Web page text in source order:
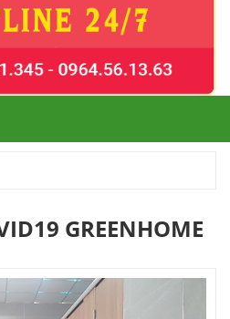
GREENHOME